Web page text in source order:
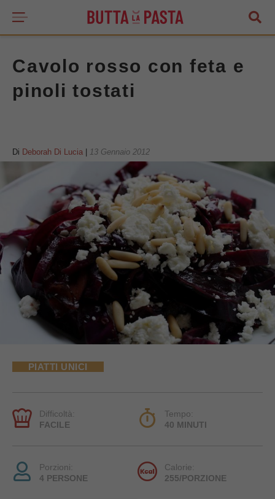
Cavolo rosso con feta e
pinoli tostati
Di Deborah Di Lucia 13 Gennaio 2012
PIATTI UNICI
Difficoltà:
FACILE
Tempo:
40 MINUTI
Porzioni:
4 PERSONE
Calorie:
255/PORZIONE